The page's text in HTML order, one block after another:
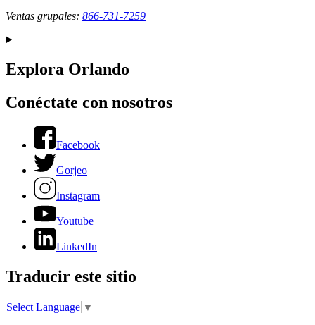
Ventas grupales: 866-731-7259
Explora Orlando
Conéctate con nosotros
Facebook
Gorjeo
Instagram
Youtube
LinkedIn
Traducir este sitio
Select Language ▼